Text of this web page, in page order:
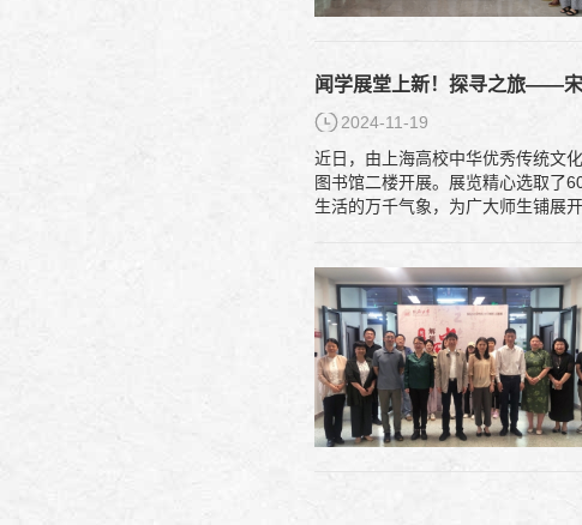
闻学展堂上新！探寻之旅——
2024-11-19
近日，由上海高校中华优秀传统文
图书馆二楼开展。展览精心选取了
生活的万千气象，为广大师生铺展